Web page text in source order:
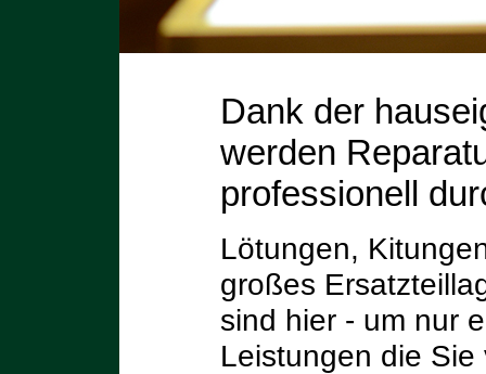
Dank der
werden
professionell
Lötungen,
großes
sind hier - um nur
Leistungen die